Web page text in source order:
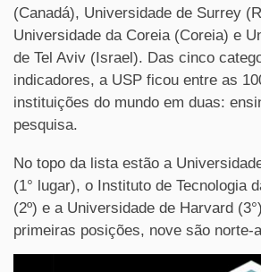
(Canadá), Universidade de Surrey
Universidade da Coreia (Coreia) e
de Tel Aviv (Israel). Das cinco
indicadores, a USP ficou entre as
instituições do mundo em duas:
pesquisa.
No topo da lista estão a
(1° lugar), o Instituto de Tecnologia
(2º) e a Universidade de Harvard
primeiras posições, nove são norte-